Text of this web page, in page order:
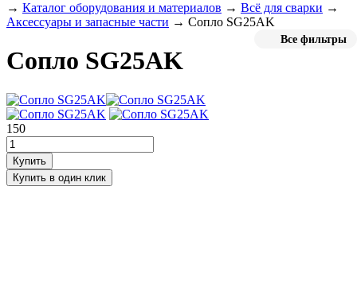
→ Каталог оборудования и материалов → Всё для сварки →
Аксессуары и запасные части → Сопло SG25AK
Все фильтры
Сопло SG25AK
150